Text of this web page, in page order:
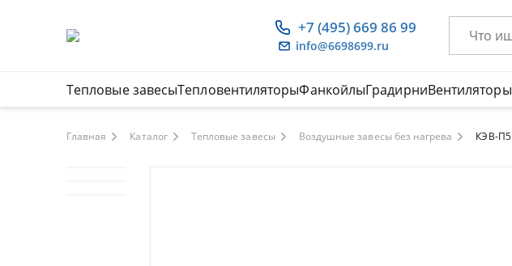
+7 (495) 669 86 99
info@6698699.ru
Тепловые завесыТепловентиляторыФанкойлыГрадирниВентиляторы
Главная Каталог Тепловые завесы Воздушные завесы без нагрева КЭВ-